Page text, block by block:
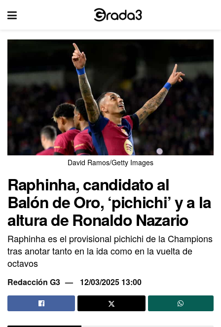
David Ramos/Getty Images
Raphinha, candidato al
Balón de Oro, ‘pichichi’ y a la
altura de Ronaldo Nazario
Raphinha es el provisional pichichi de la Champions
tras anotar tanto en la ida como en la vuelta de
octavos
Redacción G3 12/03/2025 13:00